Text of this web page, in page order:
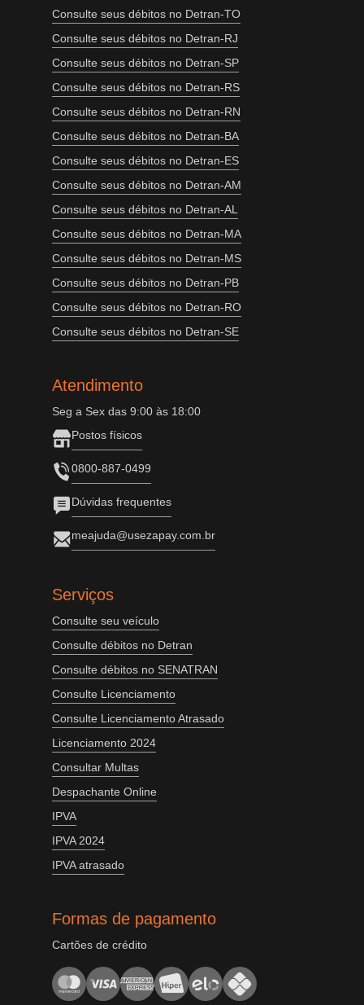
Consulte seus débitos no Detran-TO
Consulte seus débitos no Detran-RJ
Consulte seus débitos no Detran-SP
Consulte seus débitos no Detran-RS
Consulte seus débitos no Detran-RN
Consulte seus débitos no Detran-BA
Consulte seus débitos no Detran-ES
Consulte seus débitos no Detran-AM
Consulte seus débitos no Detran-AL
Consulte seus débitos no Detran-MA
Consulte seus débitos no Detran-MS
Consulte seus débitos no Detran-PB
Consulte seus débitos no Detran-RO
Consulte seus débitos no Detran-SE
Atendimento
Seg a Sex das 9:00 às 18:00
Postos físicos
0800-887-0499
Dúvidas frequentes
meajuda@usezapay.com.br
Serviços
Consulte seu veículo
Consulte débitos no Detran
Consulte débitos no SENATRAN
Consulte Licenciamento
Consulte Licenciamento Atrasado
Licenciamento 2024
Consultar Multas
Despachante Online
IPVA
IPVA 2024
IPVA atrasado
Formas de pagamento
Cartões de crédito